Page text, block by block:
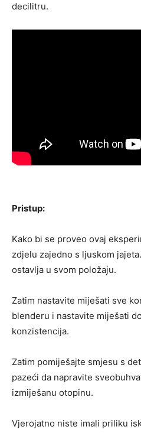
decilitru.
Pristup:
Kako bi se proveo ovaj
zdjelu zajedno s ljuskom
ostavlja u svom položaju.
Zatim nastavite miješati sve
blenderu i nastavite miješati
konzistencija.
Zatim pomiješajte smjesu s
pazeći da napravite
izmiješanu otopinu.
Vjerojatno niste imali priliku